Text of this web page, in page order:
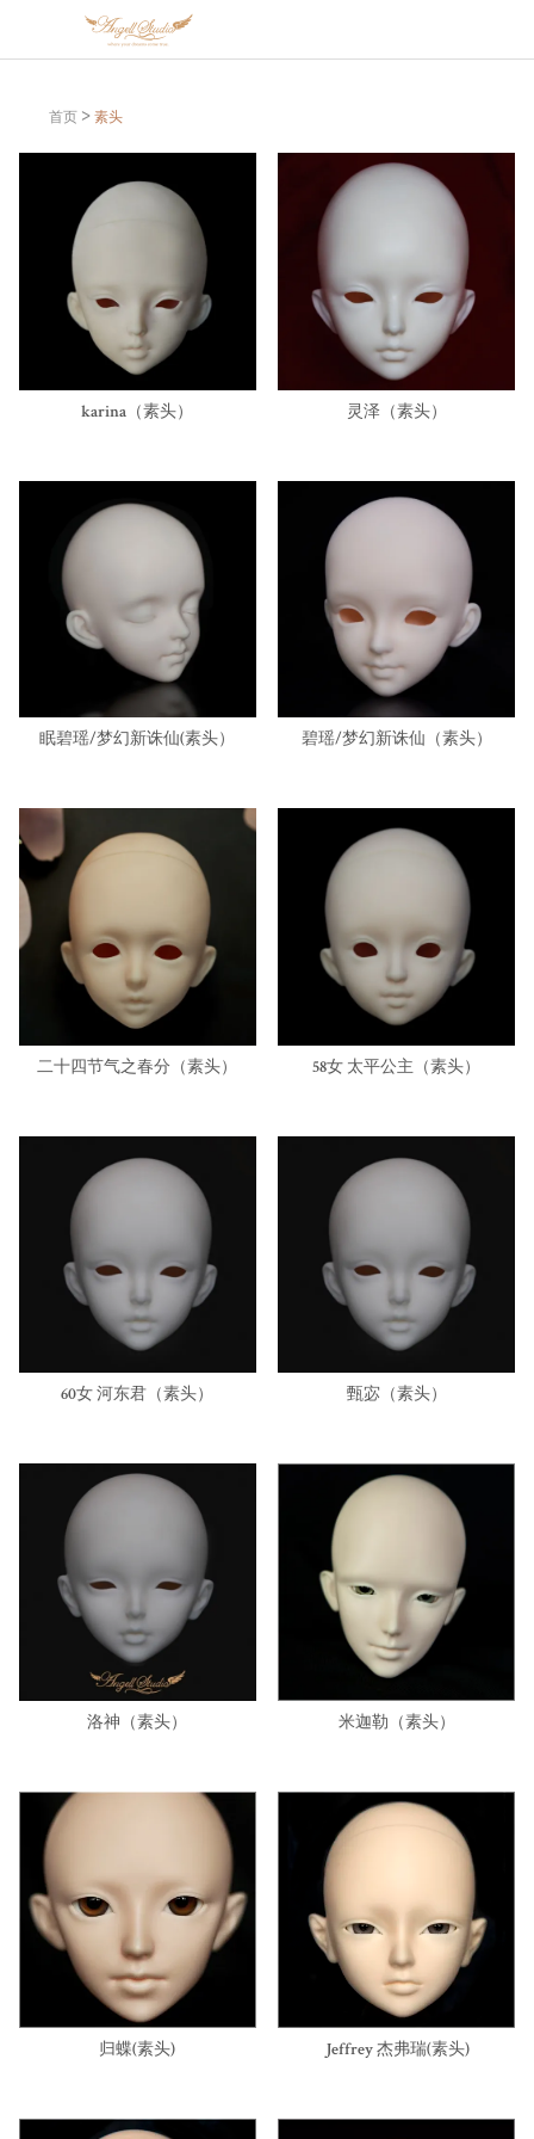
首页 >素头
karina（素头） 灵泽（素头）
眠碧瑶/梦幻新诛仙(素头） 碧瑶/梦幻新诛仙（素头）
二十四节气之春分（素头） 58女 太平公主（素头）
60女 河东君（素头） 甄宓（素头）
洛神（素头） 米迦勒（素头）
归蝶(素头) Jeffrey 杰弗瑞(素头)